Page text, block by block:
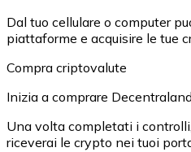
Dal tuo cellulare o computer
piattaforme e acquisire le tue
Compra criptovalute
Inizia a comprare
Una volta completati i
riceverai le crypto nei tuoi